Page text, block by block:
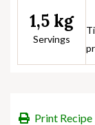
1,5 kg
Servings
Print Recipe